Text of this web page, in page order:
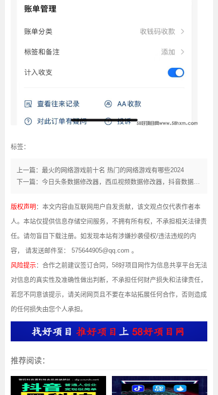
标签：
上一篇：最火的网络游戏前十名 热门的网络游戏有哪些2024
下一篇：今日头条数据修改器，西瓜视频数据修改器，抖音数据修改器，自媒体直播引流必备
版权声明 ：本文内容由互联网用户自发贡献，该文观点仅代表作者本
人。本站仅提供信息存储空间服务，不拥有所有权，不承担相关法律责
任。请勿盲目下载注册。如发现本站有涉嫌抄袭侵权/违法违规的内
容， 请发送邮件至： 575644905@qq.com 。
风险提示：合作之前建议签订合同，58好项目网作为信息共享平台无法
对信息的真实性及准确性做出判断，不承担任何财产损失和法律责任，
若您不同意该提示，请关闭网页且不要在本站拓展任何合作，否则造成
的任何损失由您个人承担。
推荐阅读：